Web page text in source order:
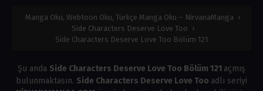
Manga Oku, Webtoon Oku, Türkçe Manga Oku – NirvanaManga ›
Side Characters Deserve Love Too ›
Side Characters Deserve Love Too Bölüm 121
Şu anda Side Characters Deserve Love Too Bölüm 121 açmış
bulunmaktasın. Side Characters Deserve Love Too adlı seriyi